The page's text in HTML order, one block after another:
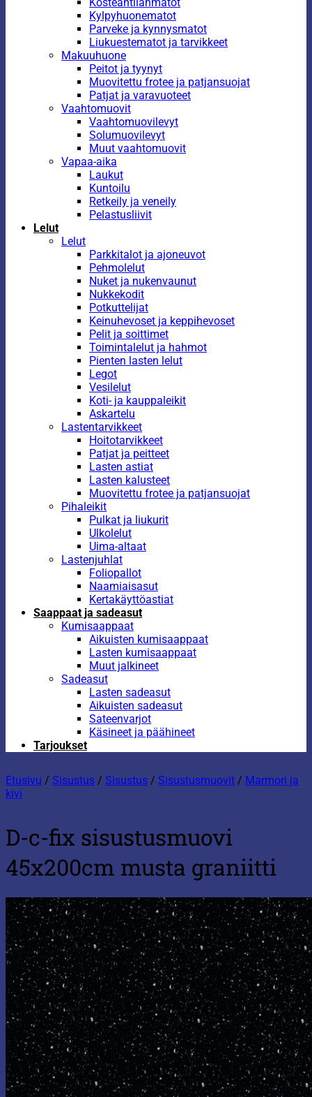
Kylpyhuonematot
Parveke ja kynnysmatot
Liukuestematot ja tarvikkeet
Makuuhuone
Peitot ja tyynyt
Muovitettu frotee ja patjansuojat
Patjat ja varavuoteet
Vaahtomuovit
Vaahtomuovilevyt
Solumuovilevyt
Muut vaahtomuovit
Vapaa-aika
Laukut
Kuntoilu
Retkeily ja veneily
Pelastusliivit
Lelut
Lelut
Parkkitalot ja ajoneuvot
Pehmolelut
Nuket ja nukenvaunut
Nukkekodit
Potkuttelijat
Keinuhevoset ja keppihevoset
Pelit ja soittimet
Toimintalelut ja hahmot
Pienten lasten lelut
Legot
Vesilelut
Koti- ja kauppaleikit
Askartelu
Lastentarvikkeet
Hoitotarvikkeet
Patjat ja peitteet
Lasten astiat
Lasten kalusteet
Muovitettu frotee ja patjansuojat
Pihaleikit
Pulkat ja liukurit
Ulkolelut
Uima-altaat
Lastenjuhlat
Foliopallot
Naamiaisasut
Kertakäyttöastiat
Saappaat ja sadeasut
Kumisaappaat
Aikuisten kumisaappaat
Lasten kumisaappaat
Muut jalkineet
Sadeasut
Lasten sadeasut
Aikuisten sadeasut
Sateenvarjot
Käsineet ja päähineet
Tarjoukset
Etusivu / Sisustus / Sisustus / Sisustusmuovit / Marmori ja
kivi
D-c-fix sisustusmuovi
45x200cm musta graniitti